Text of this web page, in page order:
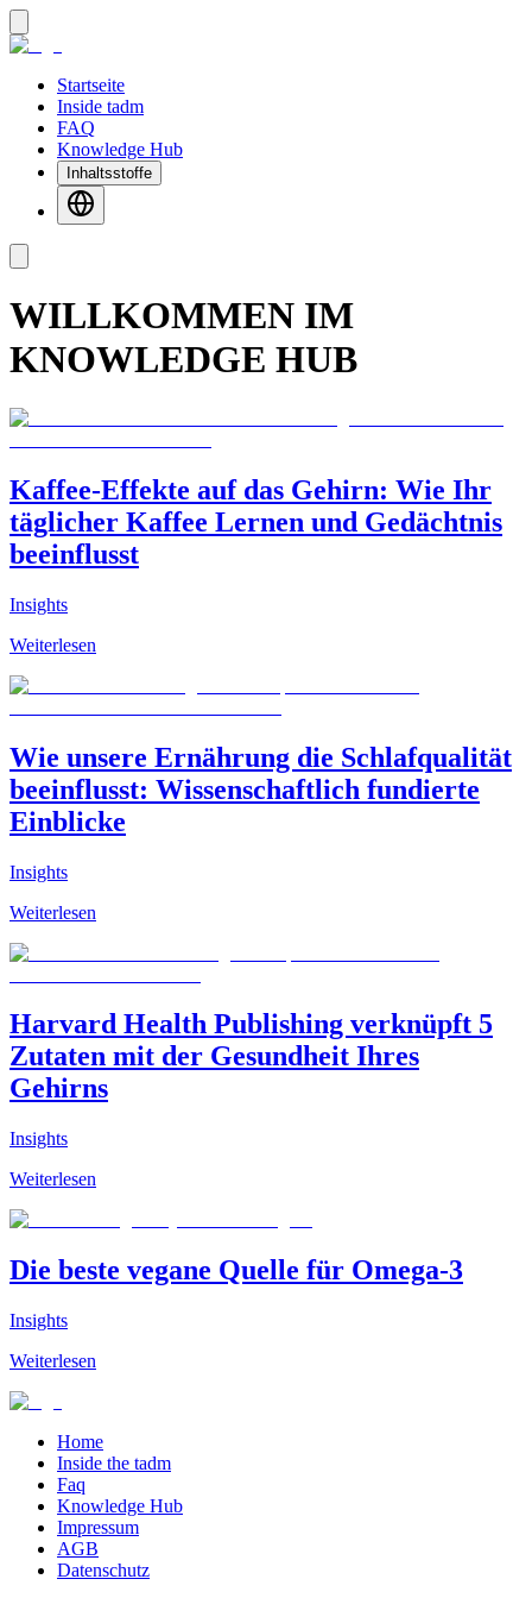
Startseite
Inside tadm
FAQ
Knowledge Hub
Inhaltsstoffe
WILLKOMMEN IM
KNOWLEDGE HUB
Kaffee-Effekte auf das Gehirn: Wie Ihr
täglicher Kaffee Lernen und Gedächtnis
beeinflusst
Insights
Weiterlesen
Wie unsere Ernährung die Schlafqualität
beeinflusst: Wissenschaftlich fundierte
Einblicke
Insights
Weiterlesen
Harvard Health Publishing verknüpft 5
Zutaten mit der Gesundheit Ihres
Gehirns
Insights
Weiterlesen
Die beste vegane Quelle für Omega-3
Insights
Weiterlesen
Home
Inside the tadm
Faq
Knowledge Hub
Impressum
AGB
Datenschutz